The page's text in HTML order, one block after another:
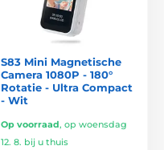
S83 Mini Magnetische
Camera 1080P - 180°
Rotatie - Ultra Compact
- Wit
Op voorraad, op woensdag
12. 8. bij u thuis